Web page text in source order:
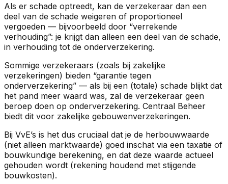
Als er schade optreedt, kan de verzekeraar dan een
deel van de schade weigeren of proportioneel
vergoeden — bijvoorbeeld door “verrekende
verhouding”: je krijgt dan alleen een deel van de schade,
in verhouding tot de onderverzekering.
Sommige verzekeraars (zoals bij zakelijke
verzekeringen) bieden “garantie tegen
onderverzekering” — als bij een (totale) schade blijkt dat
het pand meer waard was, zal de verzekeraar geen
beroep doen op onderverzekering. Centraal Beheer
biedt dit voor zakelijke gebouwenverzekeringen.
Bij VvE’s is het dus cruciaal dat je de herbouwwaarde
(niet alleen marktwaarde) goed inschat via een taxatie of
bouwkundige berekening, en dat deze waarde actueel
gehouden wordt (rekening houdend met stijgende
bouwkosten).